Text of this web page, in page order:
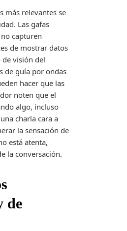
más relevantes se
Las gafas
capturen
de mostrar datos
de visión del
de guía por ondas
hacer que las
noten que el
algo, incluso
charla cara a
la sensación de
está atenta,
la conversación.
de